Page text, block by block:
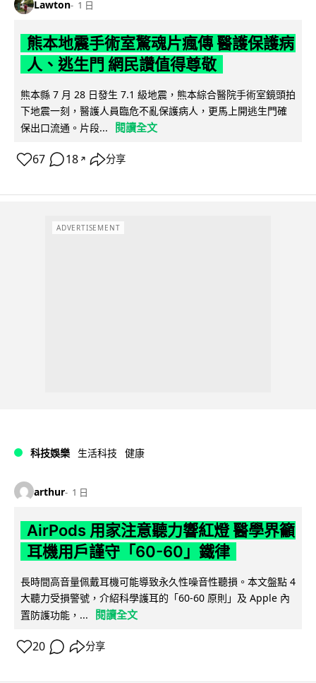
Lawton 1 日
熊本地震手術室驚魂片瘋傳 醫護保護病
人、逃生門 網民讚值得尊敬
熊本縣 7 月 28 日發生 7.1 級地震，熊本綜合醫院手術室鏡頭拍
下地震一刻，醫護人員臨危不亂保護病人，更馬上開逃生門確
保出口流通。片段...
閱讀全文
67 18 ↗ 分享
ADVERTISEMENT
科技娛樂 生活科技 健康
arthur 1 日
AirPods 用家注意聽力響紅燈 醫學界籲
耳機用戶謹守「60-60」鐵律
長時間高音量佩戴耳機可能導致永久性噪音性聽損。本文盤點 4
大聽力受損警號，介紹科學護耳的「60-60 原則」及 Apple 內
置防護功能，...
閱讀全文
20 分享